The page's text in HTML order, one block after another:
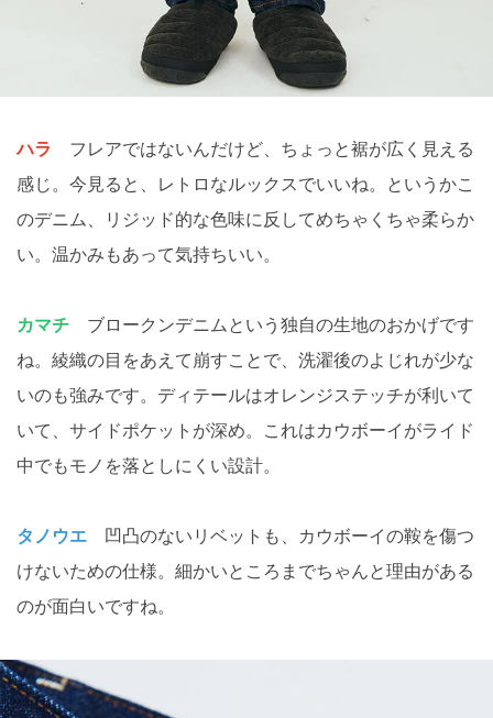
ハラ
フレアではないんだけど、ちょっと裾が広く見える
感じ。今見ると、レトロなルックスでいいね。というかこ
のデニム、リジッド的な色味に反してめちゃくちゃ柔らか
い。温かみもあって気持ちいい。
カマチ ブロークンデニムという独自の生地のおかげです
ね。綾織の目をあえて崩すことで、洗濯後のよじれが少な
いのも強みです。ディテールはオレンジステッチが利いて
いて、サイドポケットが深め。これはカウボーイがライド
中でもモノを落としにくい設計。
タノウエ 凹凸のないリベットも、カウボーイの鞍を傷つ
けないための仕様。細かいところまでちゃんと理由がある
のが面白いですね。